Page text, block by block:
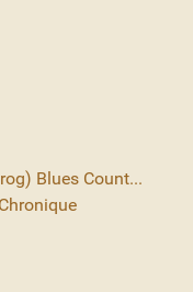
Blues Count...